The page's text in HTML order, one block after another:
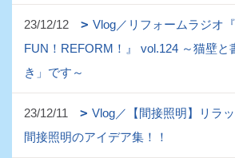
23/12/12
Vlog／リフォームラジオ
FUN！REFORM！』 vol.124 ～猫壁と
き」です～
23/12/11
Vlog／【間接照明】リラ
間接照明のアイデア集！！